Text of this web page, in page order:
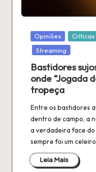
é
fi
a
Publicado
em
Opiniões Críticas
Streaming
Bastidores
onde “Jogada
tropeça
Entre os bastidores
dentro de campo, a
a verdadeira face
sempre foi um
Leia Mais